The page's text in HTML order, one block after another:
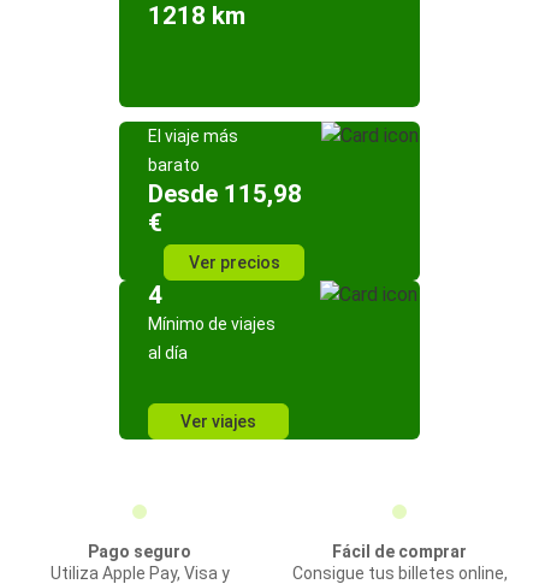
1218 km
El viaje más
barato
Desde 115,98
€
Ver precios
4
Mínimo de viajes
al día
Ver viajes
Pago seguro
Utiliza Apple Pay, Visa y
Fácil de comprar
Consigue tus billetes online,